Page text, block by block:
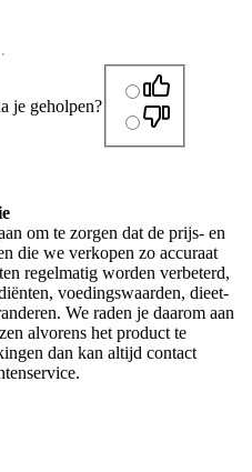
je geholpen?
om te zorgen dat de prijs- en
die we verkopen zo accuraat
regelmatig worden verbeterd,
voedingswaarden, dieet-
We raden je daarom aan
alvorens het product te
dan kan altijd contact